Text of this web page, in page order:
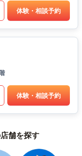
体験・相談予約
体験・相談予約
舗を探す